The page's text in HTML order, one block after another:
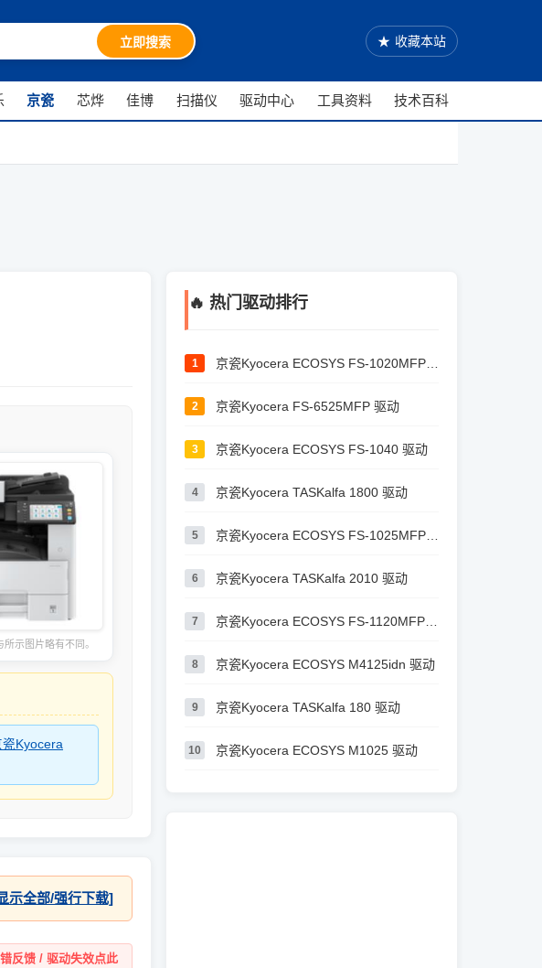
立即搜索 ★ 收藏本站
京瓷 芯烨 佳博 扫描仪 驱动中心 工具资料 技术百科
示图片略有不同。
瓷Kyocera
示全部/强行下载]
反馈 / 驱动失效点此
🔥 热门驱动排行
1
2 京瓷Kyocera FS-6525MFP 驱动
3 京瓷Kyocera ECOSYS FS-1040 驱动
4 京瓷Kyocera TASKalfa 1800 驱动
5
6 京瓷Kyocera TASKalfa 2010 驱动
7
8 京瓷Kyocera ECOSYS M4125idn 驱动
9 京瓷Kyocera TASKalfa 180 驱动
10 京瓷Kyocera ECOSYS M1025 驱动